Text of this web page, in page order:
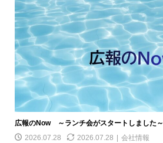
広報のNow ～ランチ会がスタートしました～
2026.07.28
2026.07.28 会社情報